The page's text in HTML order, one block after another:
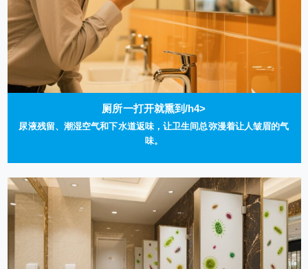
厕所一打开就熏到/h4>
尿液残留、潮湿空气和下水道返味，让卫生间总弥漫着让人皱眉的气
味。